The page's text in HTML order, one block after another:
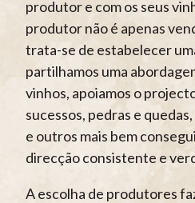
produtor e com os seus
produtor não é apenas
trata-se de estabelecer
partilhamos uma
vinhos, apoiamos o
sucessos, pedras e
e outros mais bem
direcção consistente e
A escolha de produtores